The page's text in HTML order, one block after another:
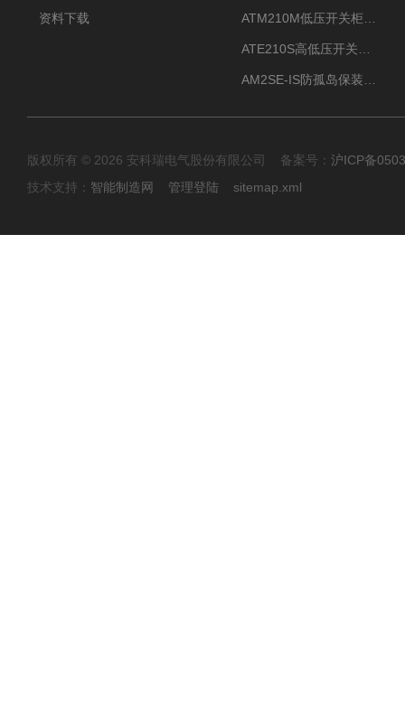
资料下载
版权所有 © 2026 安科瑞电气股份有限公司 备案号： 沪ICP备
技术支持： 智能制造网 管理登陆 sitemap.xml